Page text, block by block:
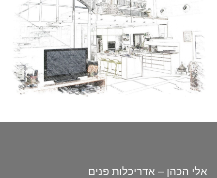
אלי הכהן – אדריכלות פנים